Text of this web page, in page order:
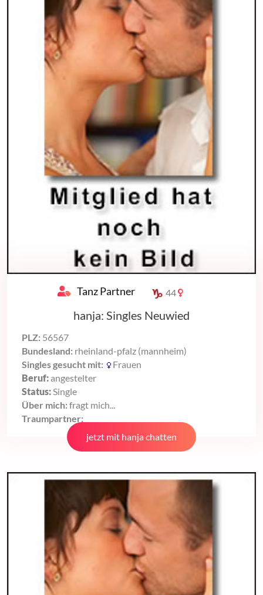
Tanz Partner 44
hanja: Singles Neuwied
PLZ: 56567
Bundesland: rheinland-pfalz (mannheim)
Singles gesucht mit:
Frauen
Beruf:angestelter
Status:Single
Über mich: fragt mich...
Traumpartner:
jetzt mit hanja chatten